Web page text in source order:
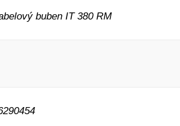
buben IT 380 RM